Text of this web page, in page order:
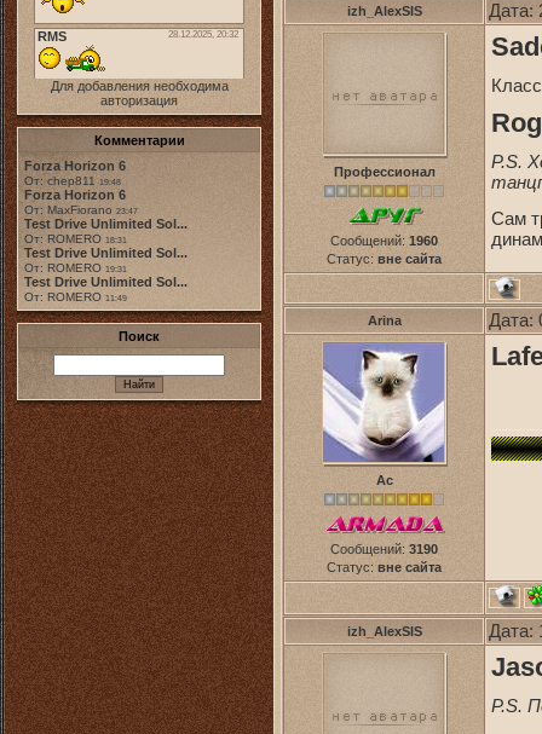
Для добавления необходима
авторизация
Комментарии
Forza Horizon 6
От: chep811 19:48
Forza Horizon 6
От: MaxFiorano 23:47
Test Drive Unlimited Sol...
От: ROMERO 18:31
Test Drive Unlimited Sol...
От: ROMERO 19:31
Test Drive Unlimited Sol...
От: ROMERO 11:49
Поиск
izh_AlexSIS Дата:
Профессионал
Сообщений: 1960
Статус: вне сайта
P.S.
Сам
Arina Дата:
Ас
Сообщений: 3190
Статус: вне сайта
izh_AlexSIS Дата:
P.S.